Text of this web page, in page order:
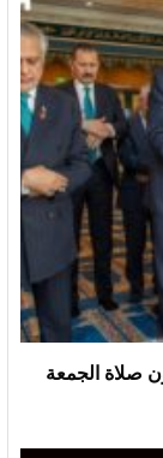
صلاة الجمعة